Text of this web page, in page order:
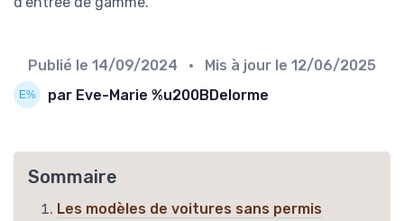
Publié le 14/09/2024 • Mis à jour le 12/06/2025
par Eve-Marie %u200BDelorme
Sommaire
Les modèles de voitures sans permis